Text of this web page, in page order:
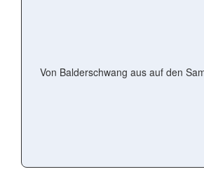
Von Balderschwang aus auf den